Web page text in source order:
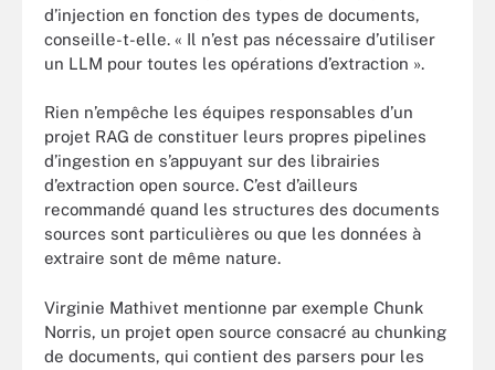
d’injection en fonction des types de documents,
conseille-t-elle. « Il n’est pas nécessaire d’utiliser
un LLM pour toutes les opérations d’extraction ».
Rien n’empêche les équipes responsables d’un
projet RAG de constituer leurs propres pipelines
d’ingestion en s’appuyant sur des librairies
d’extraction open source. C’est d’ailleurs
recommandé quand les structures des documents
sources sont particulières ou que les données à
extraire sont de même nature.
Virginie Mathivet mentionne par exemple Chunk
Norris, un projet open source consacré au chunking
de documents, qui contient des parsers pour les